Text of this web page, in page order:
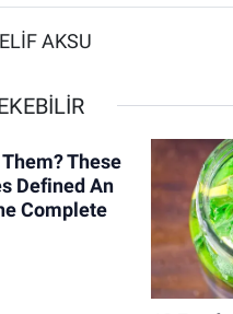
ELİF AKSU